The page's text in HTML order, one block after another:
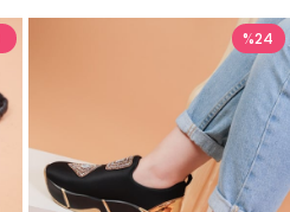
%24